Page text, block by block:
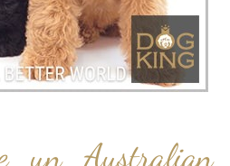
un Australian